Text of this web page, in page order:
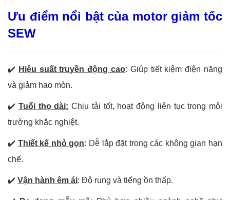
Ưu điểm nổi bật của motor giảm tốc
SEW
✔️ Hiệu suất truyền động cao: Giúp tiết kiệm điện năng
và giảm hao mòn.
✔️ Tuổi thọ dài: Chịu tải tốt, hoạt động liên tục trong môi
trường khắc nghiệt.
✔️ Thiết kế nhỏ gọn: Dễ lắp đặt trong các không gian hạn
chế.
✔️ Vận hành êm ái: Độ rung và tiếng ồn thấp.